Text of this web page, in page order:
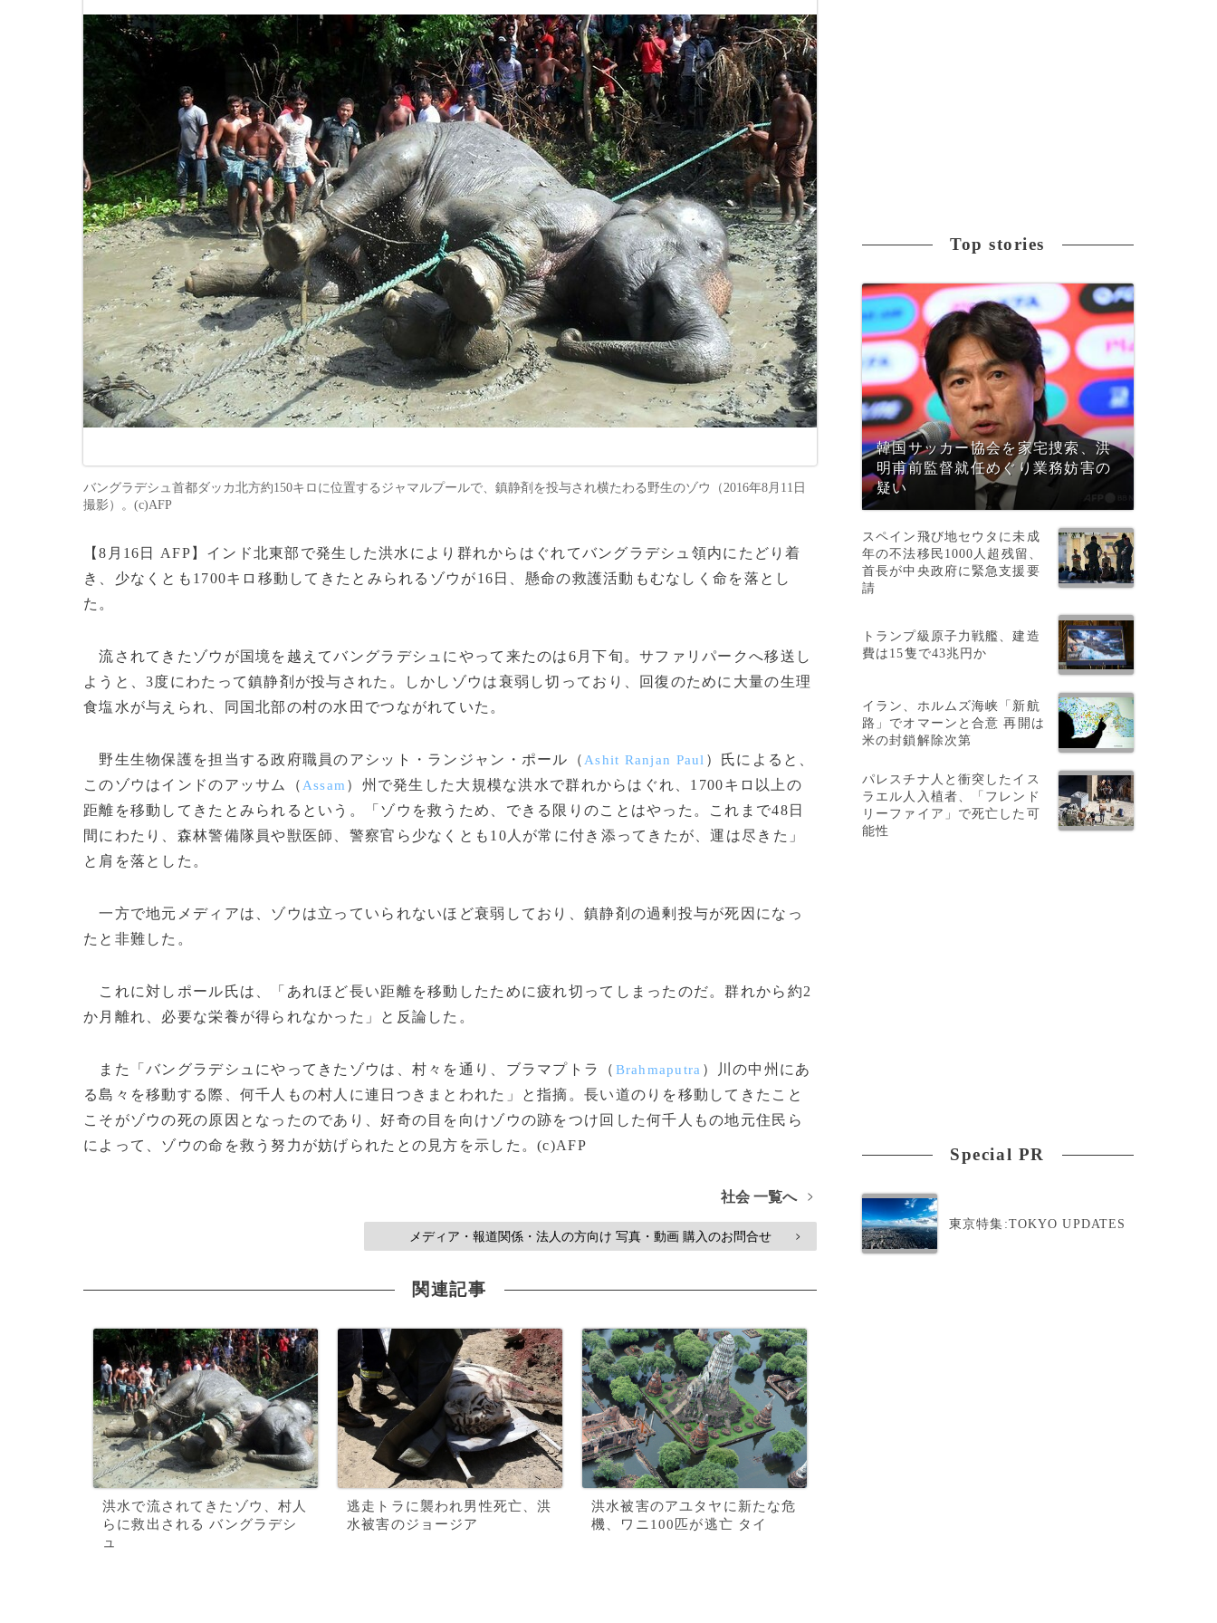
バングラデシュ首都ダッカ北方約150キロに位置するジャマルプールで、鎮静剤を投与され横たわる野生のゾウ（2016年8月11日
撮影）。(c)AFP
【8月16日 AFP】インド北東部で発生した洪水により群れからはぐれてバングラデシュ領内にたどり着
き、少なくとも1700キロ移動してきたとみられるゾウが16日、懸命の救護活動もむなしく命を落とし
た。
流されてきたゾウが国境を越えてバングラデシュにやって来たのは6月下旬。サファリパークへ移送し
ようと、3度にわたって鎮静剤が投与された。しかしゾウは衰弱し切っており、回復のために大量の生理
食塩水が与えられ、同国北部の村の水田でつながれていた。
野生生物保護を担当する政府職員のアシット・ランジャン・ポール（ Ashit Ranjan Paul ）氏によると、
このゾウはインドのアッサム（ Assam ）州で発生した大規模な洪水で群れからはぐれ、1700キロ以上の
距離を移動してきたとみられるという。「ゾウを救うため、できる限りのことはやった。これまで48日
間にわたり、森林警備隊員や獣医師、警察官ら少なくとも10人が常に付き添ってきたが、運は尽きた」
と肩を落とした。
一方で地元メディアは、ゾウは立っていられないほど衰弱しており、鎮静剤の過剰投与が死因になっ
たと非難した。
これに対しポール氏は、「あれほど長い距離を移動したために疲れ切ってしまったのだ。群れから約2
か月離れ、必要な栄養が得られなかった」と反論した。
また「バングラデシュにやってきたゾウは、村々を通り、ブラマプトラ（ Brahmaputra ）川の中州にあ
る島々を移動する際、何千人もの村人に連日つきまとわれた」と指摘。長い道のりを移動してきたこと
こそがゾウの死の原因となったのであり、好奇の目を向けゾウの跡をつけ回した何千人もの地元住民ら
によって、ゾウの命を救う努力が妨げられたとの見方を示した。(c)AFP
社会 一覧へ >
メディア・報道関係・法人の方向け 写真・動画 購入のお問合せ >
関連記事
洪水で流されてきたゾウ、村人
らに救出される バングラデシ
ュ
逃走トラに襲われ男性死亡、洪
水被害のジョージア
洪水被害のアユタヤに新たな危
機、ワニ100匹が逃亡 タイ
Top stories
韓国サッカー協会を家宅捜索、洪
明甫前監督就任めぐり業務妨害の
疑い
スペイン飛び地セウタに未成
年の不法移民1000人超残留、
首長が中央政府に緊急支援要
請
トランプ級原子力戦艦、建造
費は15隻で43兆円か
イラン、ホルムズ海峡「新航
路」でオマーンと合意 再開は
米の封鎖解除次第
パレスチナ人と衝突したイス
ラエル人入植者、「フレンド
リーファイア」で死亡した可
能性
Special PR
東京特集:TOKYO UPDATES